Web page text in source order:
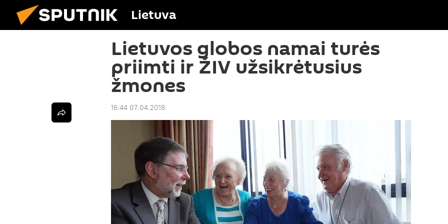
Lietuva
Lietuvos globos namai turės
priimti ir ŽIV užsikrėtusius
žmones
16:44 07.04.2018